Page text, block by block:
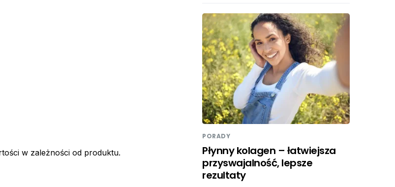
w zależności od produktu.
PORADY
Płynny kolagen – łatwiejsza
przyswajalność, lepsze
rezultaty